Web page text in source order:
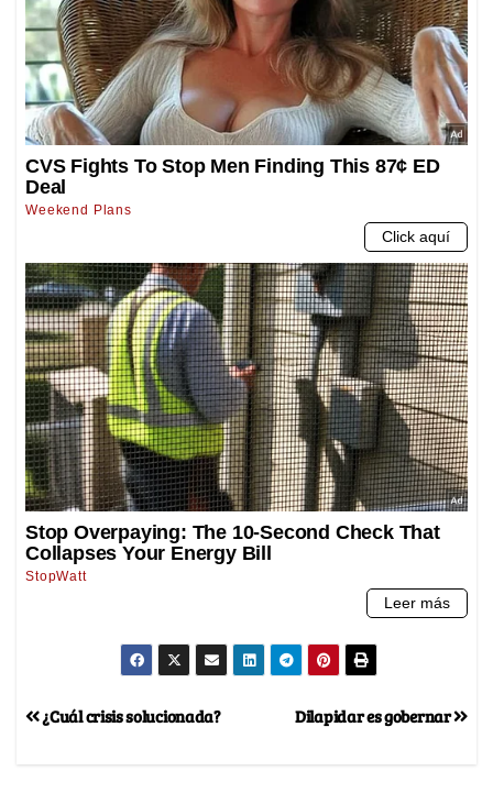
Dilapidar es gobernar
¿Cuál crisis solucionada?